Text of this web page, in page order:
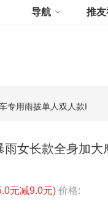
导航 推友
专用雨披单人双人款I
雨女长款全身加大
元减9.0元) 价格: